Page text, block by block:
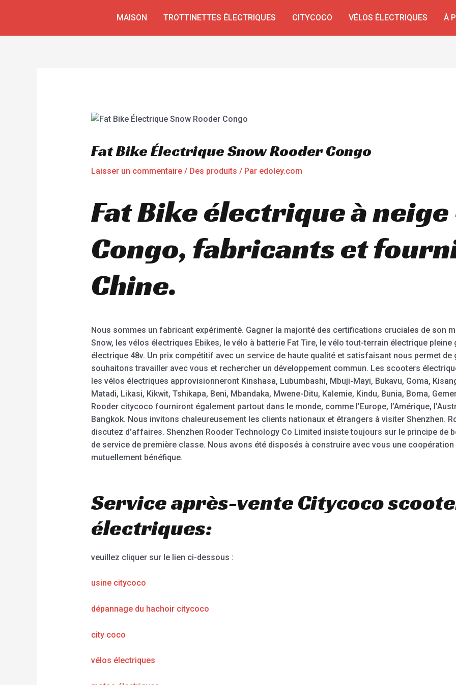
MAISON TROTTINETTES ÉLECTRIQUES CITYCOCO VÉLOS ÉLECTRIQUES À
Fat Bike Électrique Snow Rooder Congo
Laisser un commentaire / Des produits / Par edoley.com
Fat Bike électrique à
Congo, fabricants et
Chine.
Nous sommes un fabricant expérimenté. Gagner la majorité des certifications cruciales de son
Snow, les vélos électriques Ebikes, le vélo à batterie Fat Tire, le vélo tout-terrain électrique
électrique 48v. Un prix compétitif avec un service de haute qualité et satisfaisant nous permet
souhaitons travailler avec vous et rechercher un développement commun. Les scooters
les vélos électriques approvisionneront Kinshasa, Lubumbashi, Mbuji-Mayi, Bukavu, Goma,
Matadi, Likasi, Kikwit, Tshikapa, Beni, Mbandaka, Mwene-Ditu, Kalemie, Kindu, Bunia, Boma,
Rooder citycoco fourniront également partout dans le monde, comme l’Europe, l’Amérique,
Bangkok. Nous invitons chaleureusement les clients nationaux et étrangers à visiter Shenzhen.
discutez d’affaires. Shenzhen Rooder Technology Co Limited insiste toujours sur le principe de
de service de première classe. Nous avons été disposés à construire avec vous une
mutuellement bénéfique.
Service après-vente Citycoco
électriques:
veuillez cliquer sur le lien ci-dessous :
usine citycoco
dépannage du hachoir citycoco
city coco
vélos électriques